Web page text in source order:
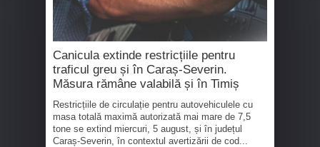
Canicula extinde restricțiile pentru
traficul greu și în Caraș-Severin.
Măsura rămâne valabilă și în Timiș
Restricțiile de circulație pentru autovehiculele cu
masa totală maximă autorizată mai mare de 7,5
tone se extind miercuri, 5 august, și în județul
Caraș-Severin, în contextul avertizării de cod...